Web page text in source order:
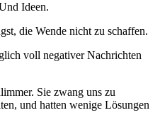
Ideen.
die Wende nicht zu schaffen.
voll negativer Nachrichten
Sie zwang uns zu
und hatten wenige Lösungen